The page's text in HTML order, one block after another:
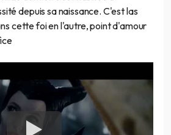
depuis sa naissance. C'est las
cette foi en l'autre, point d'amour